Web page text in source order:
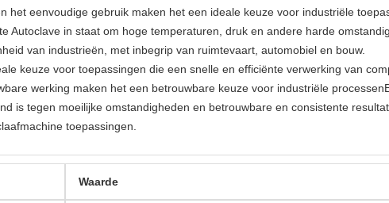
het eenvoudige gebruik maken het een ideale keuze voor industriële
Autoclave in staat om hoge temperaturen, druk en andere harde
van industrieën, met inbegrip van ruimtevaart, automobiel en bouw.
keuze voor toepassingen die een snelle en efficiënte verwerking van
werking maken het een betrouwbare keuze voor industriële
is tegen moeilijke omstandigheden en betrouwbare en consistente
toepassingen.
Waarde